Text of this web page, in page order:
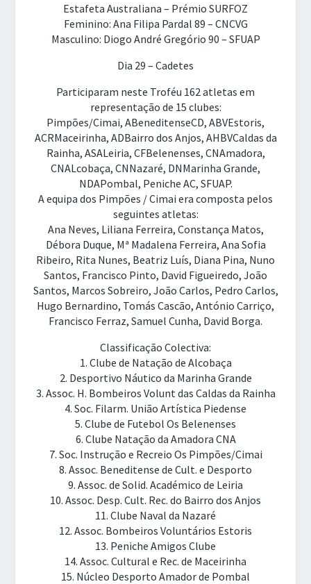
Estafeta Australiana – Prémio SURFOZ
Feminino: Ana Filipa Pardal 89 – CNCVG
Masculino: Diogo André Gregório 90 – SFUAP
Dia 29 – Cadetes
Participaram neste Troféu 162 atletas em
representação de 15 clubes:
Pimpões/Cimai, ABeneditenseCD, ABVEstoris,
ACRMaceirinha, ADBairro dos Anjos, AHBVCaldas da
Rainha, ASALeiria, CFBelenenses, CNAmadora,
CNALcobaça, CNNazaré, DNMarinha Grande,
NDAPombal, Peniche AC, SFUAP.
A equipa dos Pimpões / Cimai era composta pelos
seguintes atletas:
Ana Neves, Liliana Ferreira, Constança Matos,
Débora Duque, Mª Madalena Ferreira, Ana Sofia
Ribeiro, Rita Nunes, Beatriz Luís, Diana Pina, Nuno
Santos, Francisco Pinto, David Figueiredo, João
Santos, Marcos Sobreiro, João Carlos, Pedro Carlos,
Hugo Bernardino, Tomás Cascão, António Carriço,
Francisco Ferraz, Samuel Cunha, David Borga.
Classificação Colectiva:
1. Clube de Natação de Alcobaça
2. Desportivo Náutico da Marinha Grande
3. Assoc. H. Bombeiros Volunt das Caldas da Rainha
4. Soc. Filarm. União Artística Piedense
5. Clube de Futebol Os Belenenses
6. Clube Natação da Amadora CNA
7. Soc. Instrução e Recreio Os Pimpões/Cimai
8. Assoc. Beneditense de Cult. e Desporto
9. Assoc. de Solid. Académico de Leiria
10. Assoc. Desp. Cult. Rec. do Bairro dos Anjos
11. Clube Naval da Nazaré
12. Assoc. Bombeiros Voluntários Estoris
13. Peniche Amigos Clube
14. Assoc. Cultural e Rec. de Maceirinha
15. Núcleo Desporto Amador de Pombal